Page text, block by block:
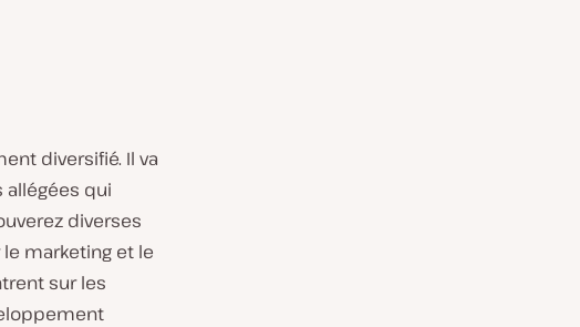
diversifié. Il va
allégées qui
diverses
marketing et le
sur les